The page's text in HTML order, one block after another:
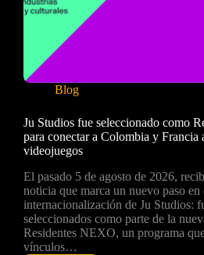
Blog
Ju Studios fue seleccionado como
para conectar a Colombia y Francia
videojuegos
El pasado 5 de agosto de 2026,
noticia que marca un nuevo paso en
internacionalización de Ju Studios:
seleccionados como parte de la
Residentes NEXO, un programa
vínculos…